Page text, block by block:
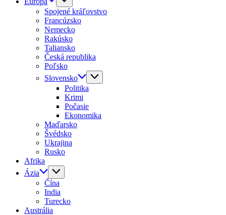
Spojené kráľovstvo
Francúzsko
Nemecko
Rakúsko
Taliansko
Česká republika
Poľsko
Slovensko
Politika
Krimi
Počasie
Ekonomika
Maďarsko
Švédsko
Ukrajina
Rusko
Afrika
Ázia
Čína
India
Turecko
Austrália